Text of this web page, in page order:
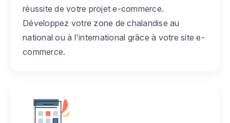
réussite de votre projet e-commerce.
Développez votre zone de chalandise au
national ou à l'international grâce à votre site e-
commerce.